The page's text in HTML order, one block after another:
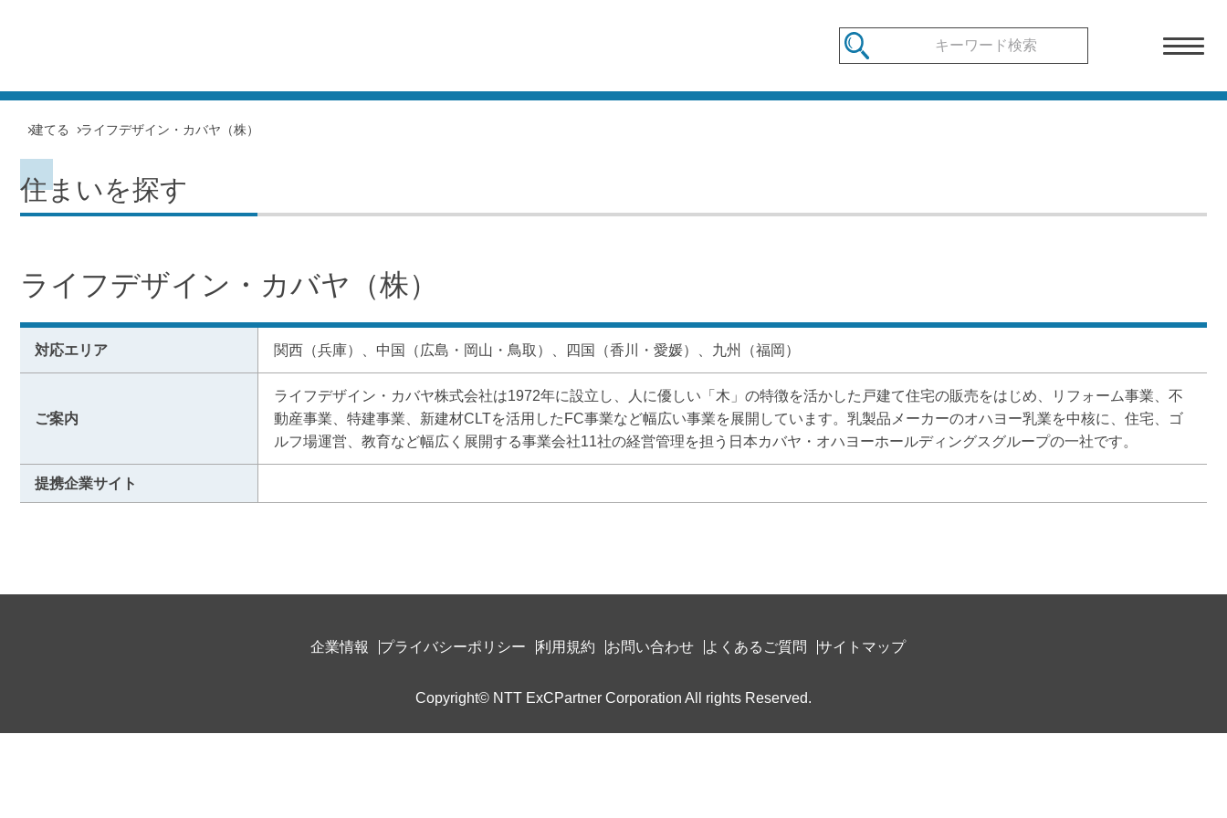
建てる ライフデザイン・カバヤ（株）
住まいを探す
ライフデザイン・カバヤ（株）
対応エリア 関西（兵庫）、中国（広島・岡山・鳥取）、四国（香川・愛媛）、九州（福岡）
ご案内
ライフデザイン・カバヤ株式会社は1972年に設立し、人に優しい「木」の特徴を活かした戸建て住宅の販売をはじめ、リフォーム事業、不
動産事業、特建事業、新建材CLTを活用したFC事業など幅広い事業を展開しています。乳製品メーカーのオハヨー乳業を中核に、住宅、ゴ
ルフ場運営、教育など幅広く展開する事業会社11社の経営管理を担う日本カバヤ・オハヨーホールディングスグループの一社です。
提携企業サイト
企業情報 プライバシーポリシー 利用規約 お問い合わせ よくあるご質問 サイトマップ
Copyright© NTT ExCPartner Corporation All rights Reserved.